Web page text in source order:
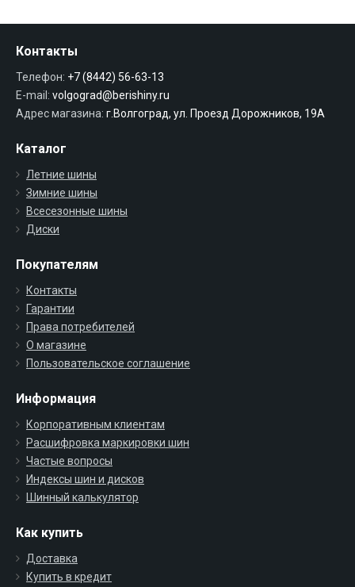
Контакты
Телефон: +7 (8442) 56-63-13
E-mail: volgograd@berishiny.ru
Адрес магазина: г.Волгоград, ул. Проезд Дорожников, 19А
Каталог
Летние шины
Зимние шины
Всесезонные шины
Диски
Покупателям
Контакты
Гарантии
Права потребителей
О магазине
Пользовательское соглашение
Информация
Корпоративным клиентам
Расшифровка маркировки шин
Частые вопросы
Индексы шин и дисков
Шинный калькулятор
Как купить
Доставка
Купить в кредит